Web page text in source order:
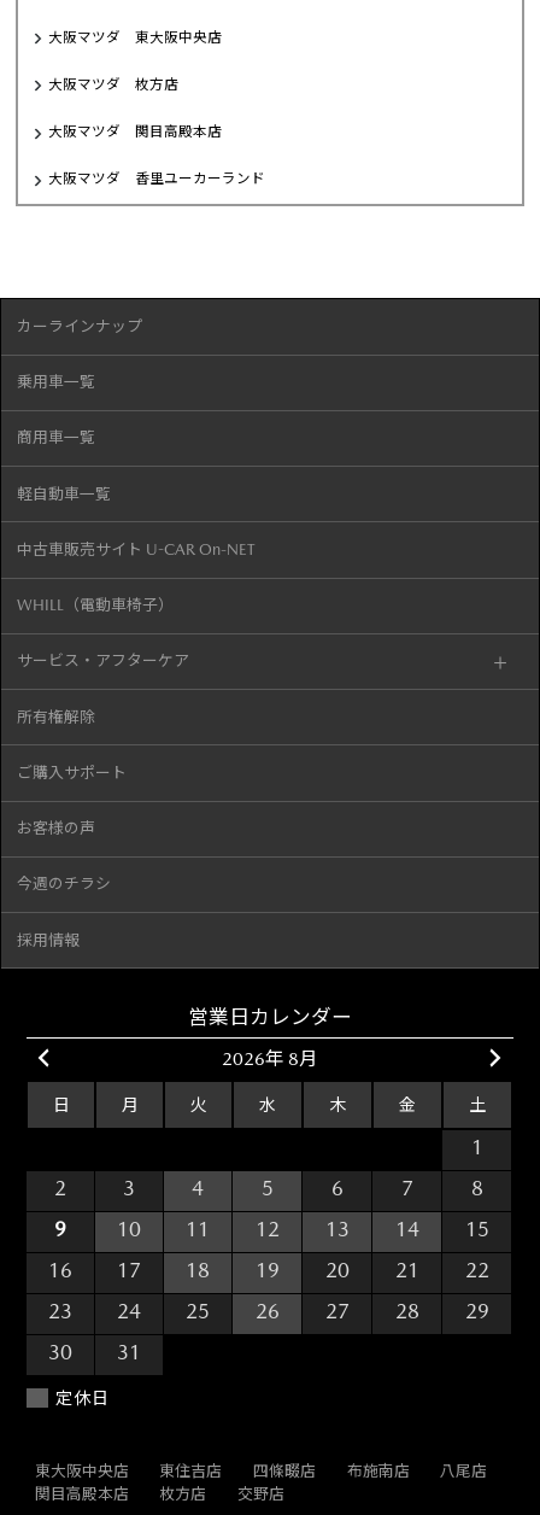
大阪マツダ 東大阪中央店
大阪マツダ 枚方店
大阪マツダ 関目高殿本店
大阪マツダ 香里ユーカーランド
カーラインナップ
乗用車一覧
商用車一覧
軽自動車一覧
中古車販売サイト U-CAR On-NET
WHILL（電動車椅子）
サービス・アフターケア
所有権解除
ご購入サポート
お客様の声
今週のチラシ
採用情報
営業日カレンダー
2026年 8月
日 月 火 水 木 金 土
1
2
3 4 5 6 7
8
9
10 11 12 13 14
15
16
17 18 19 20 21
22
23
24 25 26 27 28
29
30
31
定休日
東大阪中央店 東住吉店 四條畷店 布施南店
八尾店
関目高殿本店
枚方店 交野店